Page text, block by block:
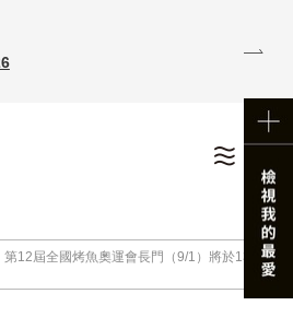
第12屆全國烤魚奧運會長門（9/1）將於13：